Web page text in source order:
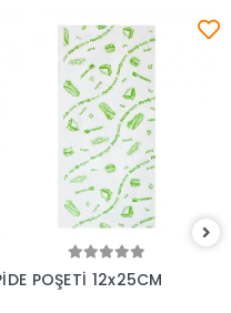
Sepete Ekle
POŞETİ 12x25CM